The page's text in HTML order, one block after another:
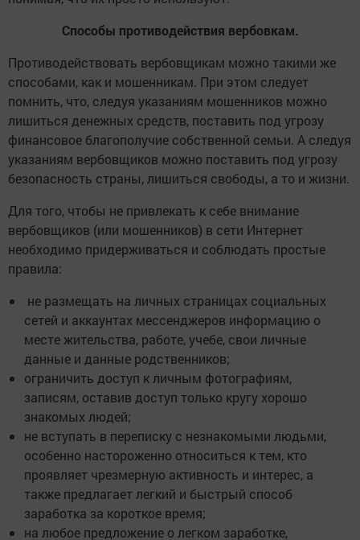
Способы противодействия вербовкам.
Противодействовать вербовщикам можно такими же
способами, как и мошенникам. При этом следует
помнить, что, следуя указаниям мошенников можно
лишиться денежных средств, поставить под угрозу
финансовое благополучие собственной семьи. А следуя
указаниям вербовщиков можно поставить под угрозу
безопасность страны, лишиться свободы, а то и жизни.
Для того, чтобы не привлекать к себе внимание
вербовщиков (или мошенников) в сети Интернет
необходимо придерживаться и соблюдать простые
правила:
не размещать на личных страницах социальных
сетей и аккаунтах мессенджеров информацию о
месте жительства, работе, учебе, свои личные
данные и данные родственников;
ограничить доступ к личным фотографиям,
записям, оставив доступ только кругу хорошо
знакомых людей;
не вступать в переписку с незнакомыми людьми,
особенно настороженно относиться к тем, кто
проявляет чрезмерную активность и интерес, а
также предлагает легкий и быстрый способ
заработка за короткое время;
на любое предложение о легком заработке,